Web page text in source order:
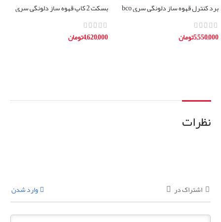
برد کنترل قهوه ساز دلونگی سری bco
5,550,000تومان
بسکت 2 کاپ قهوه ساز دلونگی سری
BCO
4,620,000تومان
نظرات
اشتراک در وارد شدن